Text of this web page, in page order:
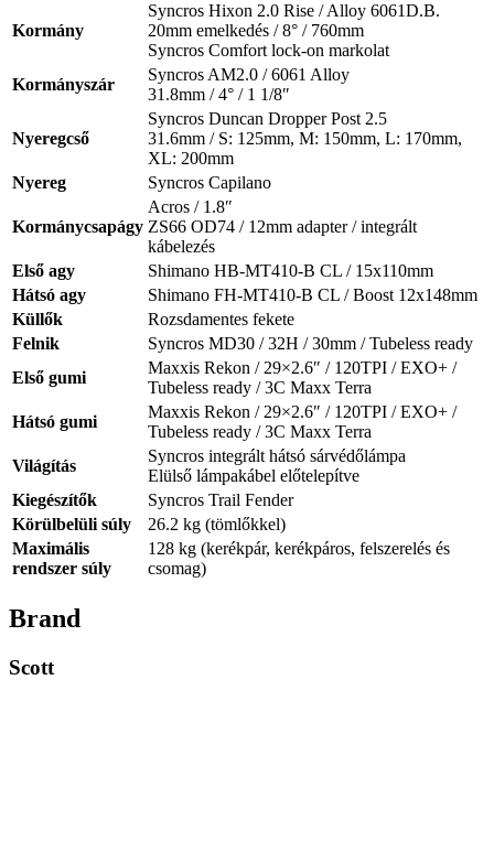
Kormány
Syncros Hixon 2.0 Rise / Alloy 6061D.B.
20mm emelkedés / 8° / 760mm
Syncros Comfort lock-on markolat
Kormányszár
Syncros AM2.0 / 6061 Alloy
31.8mm / 4° / 1 1/8″
Nyeregcső
Syncros Duncan Dropper Post 2.5
31.6mm / S: 125mm, M: 150mm, L: 170mm,
XL: 200mm
Nyereg
Syncros Capilano
Kormánycsapágy
Acros / 1.8″
ZS66 OD74 / 12mm adapter / integrált
kábelezés
Első agy
Shimano HB-MT410-B CL / 15x110mm
Hátsó agy
Shimano FH-MT410-B CL / Boost 12x148mm
Küllők
Rozsdamentes fekete
Felnik
Syncros MD30 / 32H / 30mm / Tubeless ready
Első gumi
Maxxis Rekon / 29×2.6″ / 120TPI / EXO+ /
Tubeless ready / 3C Maxx Terra
Hátsó gumi
Maxxis Rekon / 29×2.6″ / 120TPI / EXO+ /
Tubeless ready / 3C Maxx Terra
Világítás
Syncros integrált hátsó sárvédőlámpa
Elülső lámpakábel előtelepítve
Kiegészítők
Syncros Trail Fender
Körülbelüli súly
26.2 kg (tömlőkkel)
Maximális
rendszer súly
128 kg (kerékpár, kerékpáros, felszerelés és
csomag)
Brand
Scott